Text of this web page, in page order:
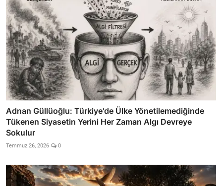
Adnan Güllüoğlu: Türkiye'de Ülke Yönetilemediğinde
Tükenen Siyasetin Yerini Her Zaman Algı Devreye
Sokulur
Temmuz 26, 2026 0